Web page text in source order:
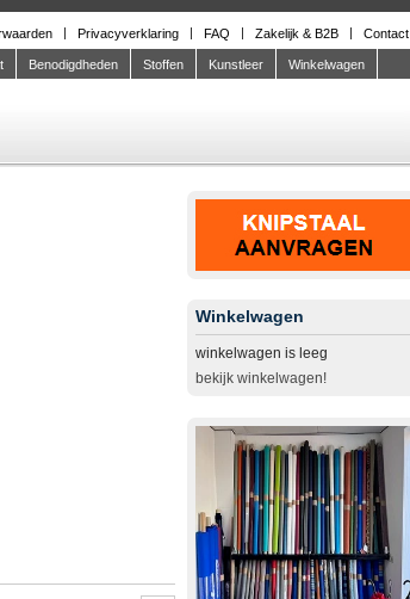
Privacyverklaring FAQ Zakelijk & B2B Contact
Benodigdheden Stoffen Kunstleer Winkelwagen
Winkelwagen
winkelwagen is leeg
bekijk winkelwagen!